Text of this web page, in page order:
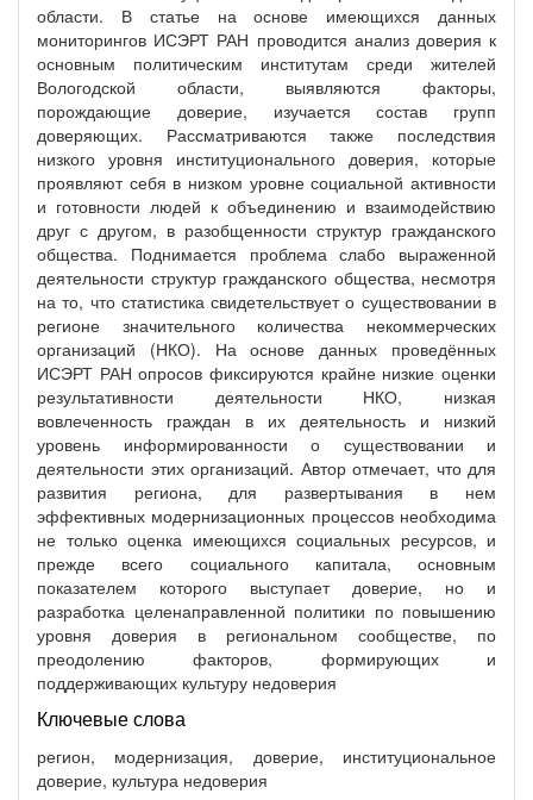
области. В статье на основе имеющихся данных
мониторингов ИСЭРТ РАН проводится анализ доверия к
основным политическим институтам среди жителей
Вологодской области, выявляются факторы,
порождающие доверие, изучается состав групп
доверяющих. Рассматриваются также последствия
низкого уровня институционального доверия, которые
проявляют себя в низком уровне социальной активности
и готовности людей к объединению и взаимодействию
друг с другом, в разобщенности структур гражданского
общества. Поднимается проблема слабо выраженной
деятельности структур гражданского общества, несмотря
на то, что статистика свидетельствует о существовании в
регионе значительного количества некоммерческих
организаций (НКО). На основе данных проведённых
ИСЭРТ РАН опросов фиксируются крайне низкие оценки
результативности деятельности НКО, низкая
вовлеченность граждан в их деятельность и низкий
уровень информированности о существовании и
деятельности этих организаций. Автор отмечает, что для
развития региона, для развертывания в нем
эффективных модернизационных процессов необходима
не только оценка имеющихся социальных ресурсов, и
прежде всего социального капитала, основным
показателем которого выступает доверие, но и
разработка целенаправленной политики по повышению
уровня доверия в региональном сообществе, по
преодолению факторов, формирующих и
поддерживающих культуру недоверия
Ключевые слова
регион, модернизация, доверие, институциональное
доверие, культура недоверия